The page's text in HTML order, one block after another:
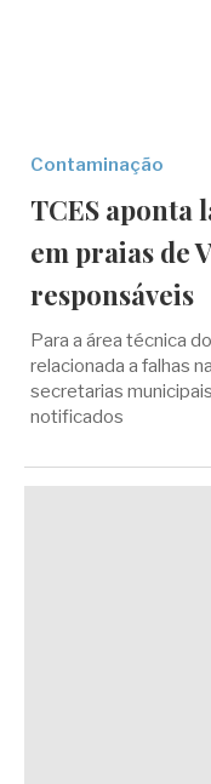
Contaminação
TCES aponta
em praias de
responsáveis
Para a área técnica
relacionada a falhas
secretarias
notificados